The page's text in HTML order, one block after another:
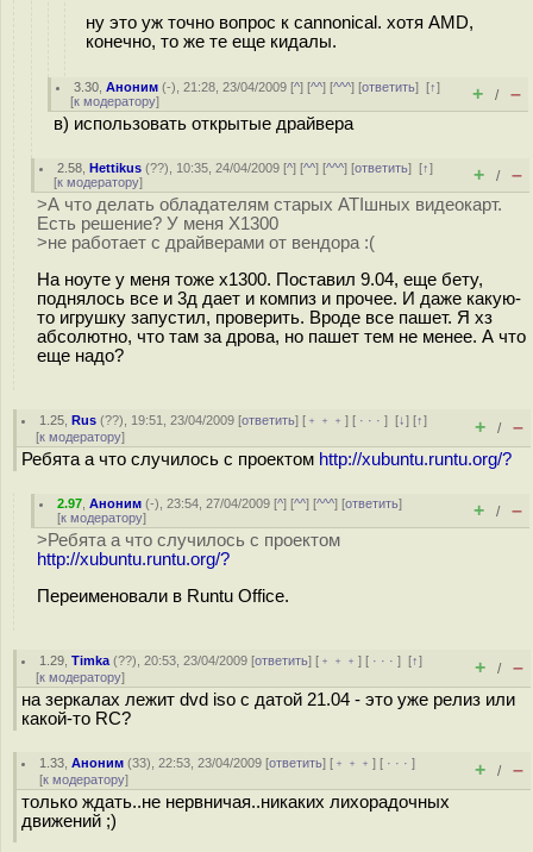
ну это уж точно вопрос к cannonical. хотя AMD,
конечно, то же те еще кидалы.
3.30 ,Аноним (-), 21:28, 23/04/2009 [^] [^^] [^^^] [ответить][↑]
[к модератору] + / –
в) использовать открытые драйвера
2.58 ,Hettikus (??), 10:35, 24/04/2009 [^] [^^] [^^^] [ответить][↑]
[к модератору] + / –
>А что делать обладателям старых ATIшных видеокарт.
Есть решение? У меня X1300
>не работает с драйверами от вендора :(
На ноуте у меня тоже х1300. Поставил 9.04, еще бету,
поднялось все и 3д дает и компиз и прочее. И даже какую-
то игрушку запустил, проверить. Вроде все пашет. Я хз
абсолютно, что там за дрова, но пашет тем не менее. А что
еще надо?
1.25 ,Rus (??), 19:51, 23/04/2009 [ответить] [ ﹢﹢﹢] [ · · ·][↓] [↑]
[к модератору] + / –
Ребята а что случилось с проектом http://xubuntu.runtu.org/?
2.97 ,Аноним (-), 23:54, 27/04/2009 [^] [^^] [^^^] [ответить]
[к модератору] + / –
>Ребята а что случилось с проектом
http://xubuntu.runtu.org/?
Переименовали в Runtu Office.
1.29 ,Timka (??), 20:53, 23/04/2009 [ответить] [ ﹢﹢﹢] [ · · ·][↑]
[к модератору] + / –
на зеркалах лежит dvd iso с датой 21.04 - это уже релиз или
какой-то RC?
1.33 ,Аноним (33), 22:53, 23/04/2009 [ответить] [ ﹢﹢﹢] [ · · ·]
[к модератору] + / –
только ждать..не нервничая..никаких лихорадочных
движений ;)